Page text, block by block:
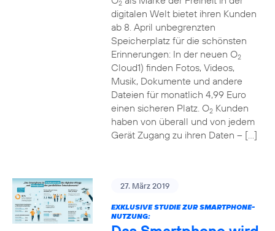
2
digitalen Welt bietet ihren Kunden
ab 8. April unbegrenzten
Speicherplatz für die schönsten
Erinnerungen: In der neuen O2
Cloud1) finden Fotos, Videos,
Musik, Dokumente und andere
Dateien für monatlich 4,99 Euro
einen sicheren Platz. O2Kunden
haben von überall und von jedem
Gerät Zugang zu ihren Daten – […]
27. März 2019
EXKLUSIVE STUDIE ZUR SMARTPHONE-
NUTZUNG: